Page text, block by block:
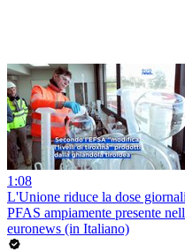
1:08
L'Unione riduce la dose
PFAS ampiamente presente
euronews (in Italiano)